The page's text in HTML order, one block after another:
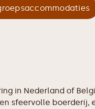
in Nederland of
sfeervolle boerderij,